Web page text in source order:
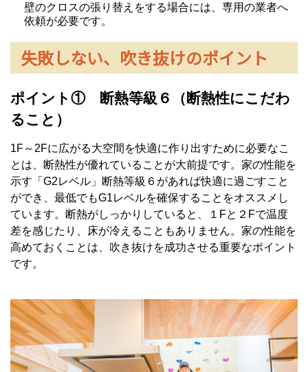
壁のクロスの張り替えをする場合には、専用の業者へ
依頼が必要です。
失敗しない、吹き抜けのポイント
ポイント① 断熱等級６（断熱性にこだわ
ること）
1F～2Fに広がる大空間を快適に作り出すために必要なこ
とは、断熱性が優れていることが大前提です。家の性能を
示す「G2レベル」断熱等級６があれば快適に過ごすこと
ができ、最低でもG1レベルを確保することをオススメし
ています。断熱がしっかりしていると、１Fと２Fで温度
差を感じたり、床が冷えることもありません。家の性能を
高めておくことは、吹き抜けを成功させる重要なポイント
です。